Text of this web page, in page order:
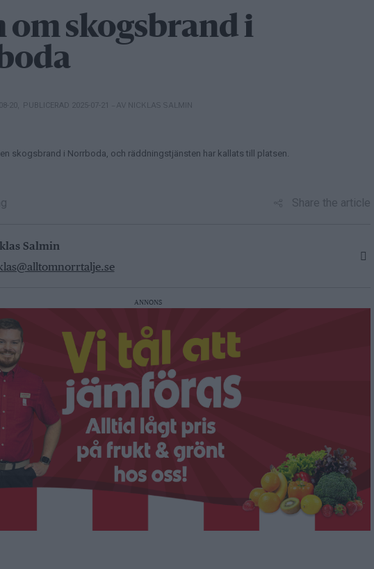
om skogsbrand i
20, PUBLICERAD 2025-07-21 – AV NICKLAS SALMIN
skogsbrand i Norrboda, och räddningstjänsten har kallats till platsen.
Share the article
Salmin
ANNONS